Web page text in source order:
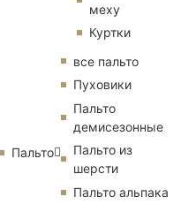
меху
Куртки
Пальто
все пальто
Пуховики
Пальто
демисезонные
Пальто из
шерсти
Пальто альпака